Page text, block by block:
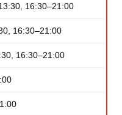
16:30–21:00
16:30–21:00
16:30–21:00